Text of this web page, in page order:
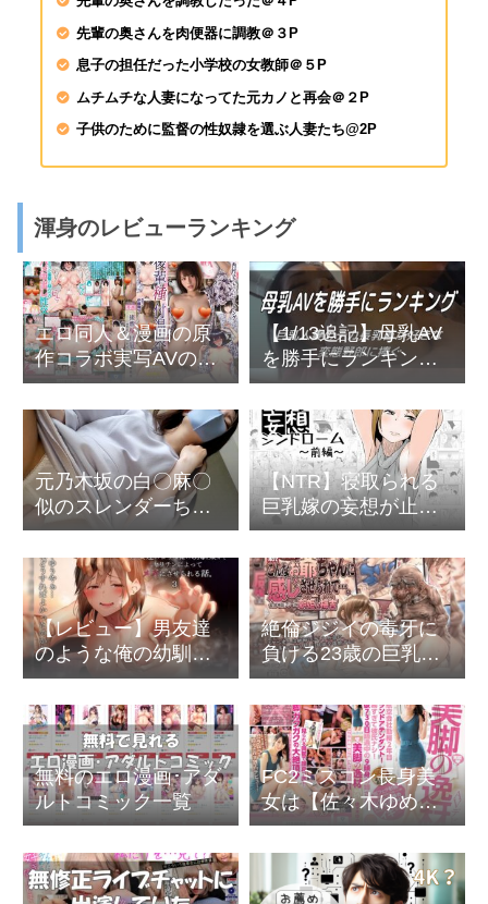
先輩の奥さんを肉便器に調教＠３P
息子の担任だった小学校の女教師＠５P
ムチムチな人妻になってた元カノと再会＠２P
子供のために監督の性奴隷を選ぶ人妻たち@2P
渾身のレビューランキング
エロ同人＆漫画の原
作コラボ実写AVの人
気TOP3
【1/13追記】母乳AV
を勝手にランキング-
巨乳人妻のデカ長乳
首が好きな変態野郎
どもに捧ぐ
元乃木坂の白〇麻〇
似のスレンダーちっ
ぱい美女の無修正中
出しハメ撮り＠FC2
【NTR】寝取られる
巨乳嫁の妄想が止ま
らない変態な旦那の
苦悩
【レビュー】男友達
のような俺の幼馴染
が、ヤリチンによっ
てメスにさせられる
話。
絶倫ジジイの毒牙に
負ける23歳の巨乳ち
ゃんが快楽堕ちしま
くり【追記あり】
無料のエロ漫画･アダ
ルトコミック一覧
FC2ミスコン長身美
女は【佐々木ゆめ】
だと判明